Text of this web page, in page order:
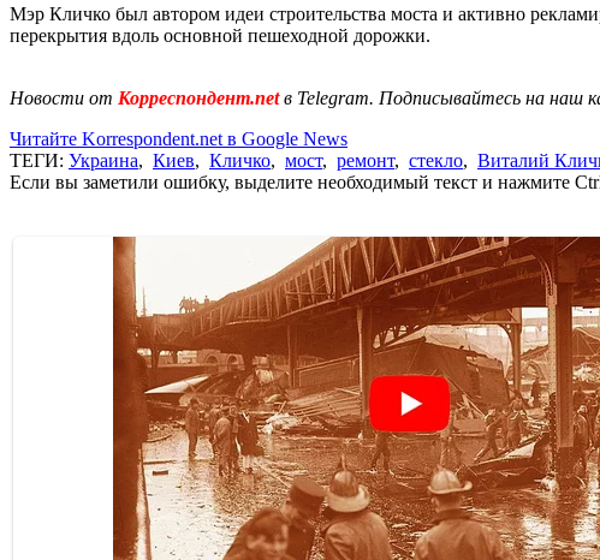
Мэр Кличко был автором идеи строительства моста и активно
перекрытия вдоль основной пешеходной дорожки.
Новости от Корреспондент.netв Telegram. Подписывайтесь на наш
Читайте Korrespondent.net в Google News
ТЕГИ: Украина, Киев, Кличко, мост, ремонт, стекло, Виталий
Если вы заметили ошибку, выделите необходимый текст и нажмите